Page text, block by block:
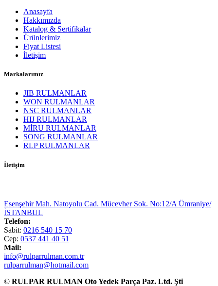
Anasayfa
Hakkımızda
Katalog & Sertifikalar
Ürünlerimiz
Fiyat Listesi
İletişim
Markalarımız
JIB RULMANLAR
WON RULMANLAR
NSC RULMANLAR
HIJ RULMANLAR
MİRU RULMANLAR
SONG RULMANLAR
RLP RULMANLAR
İletişim
Esenşehir Mah. Natoyolu Cad. Mücevher Sok. No:12/A Ümraniye/
İSTANBUL
Telefon:
Sabit: 0216 540 15 70
Cep: 0537 441 40 51
Mail:
info@rulparrulman.com.tr
rulparrulman@hotmail.com
© RULPAR RULMAN Oto Yedek Parça Paz. Ltd. Şti